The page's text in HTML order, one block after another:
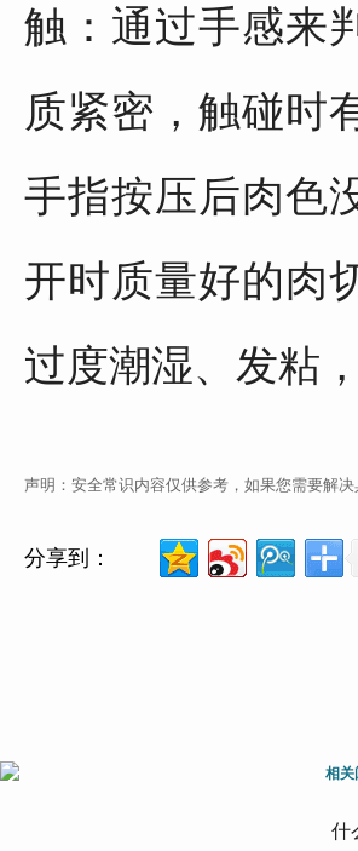
触：通过手感来
质紧密，触碰时
手指按压后肉色
开时质量好的肉
过度潮湿、发粘
声明：安全常识内容仅供参考，如果您需要解
分享到：
相关
什